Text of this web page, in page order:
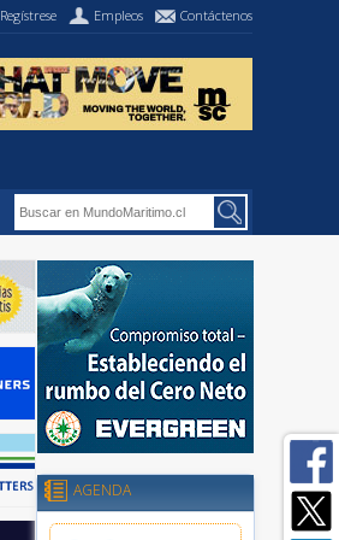
Regístrese Empleos Contáctenos
AGENDA